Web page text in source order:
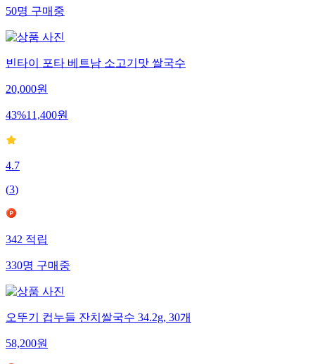
50명구매중
빈타이 포타 베트남 소고기맛 쌀국수
20,000원
43%11,400원
4.7
(3)
342적립
330명구매중
오뚜기 컵누들 잔치쌀국수 34.2g, 30개
58,200원